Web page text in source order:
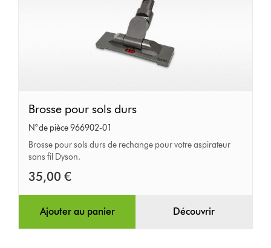
Brosse
pour
sols
durs
Brosse pour sols durs
N° de pièce 966902-01
Brosse pour sols durs de rechange pour votre aspirateur
sans fil Dyson.
35,00 €
Ajouter au panier Découvrir